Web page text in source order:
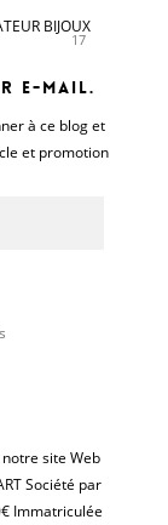
BIJOUX
17
e-mail.
à ce blog et
et promotion
site Web
Société par
Immatriculée